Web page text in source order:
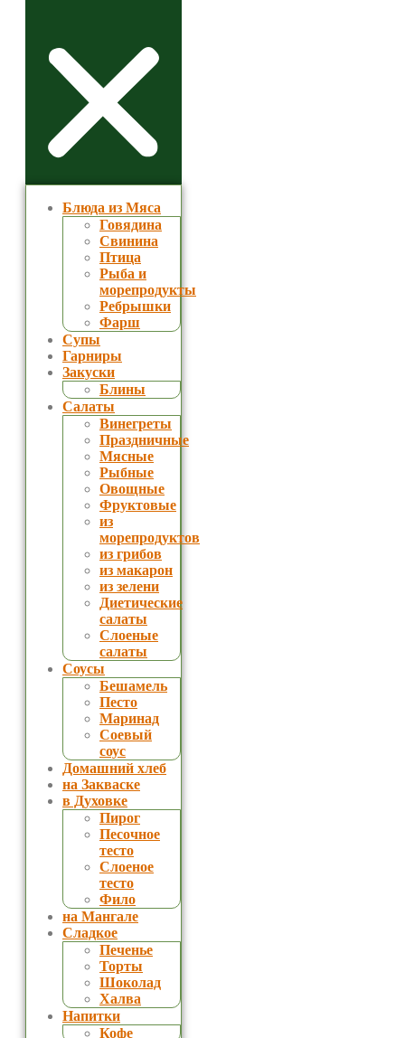
Блюда из Мяса
Говядина
Свинина
Птица
Рыба и
морепродукты
Ребрышки
Фарш
Супы
Гарниры
Закуски
Блины
Салаты
Винегреты
Праздничные
Мясные
Рыбные
Овощные
Фруктовые
из
морепродуктов
из грибов
из макарон
из зелени
Диетические
салаты
Слоеные
салаты
Соусы
Бешамель
Песто
Маринад
Соевый
соус
Домашний хлеб
на Закваске
в Духовке
Пирог
Песочное
тесто
Слоеное
тесто
Фило
на Мангале
Сладкое
Печенье
Торты
Шоколад
Халва
Напитки
Кофе